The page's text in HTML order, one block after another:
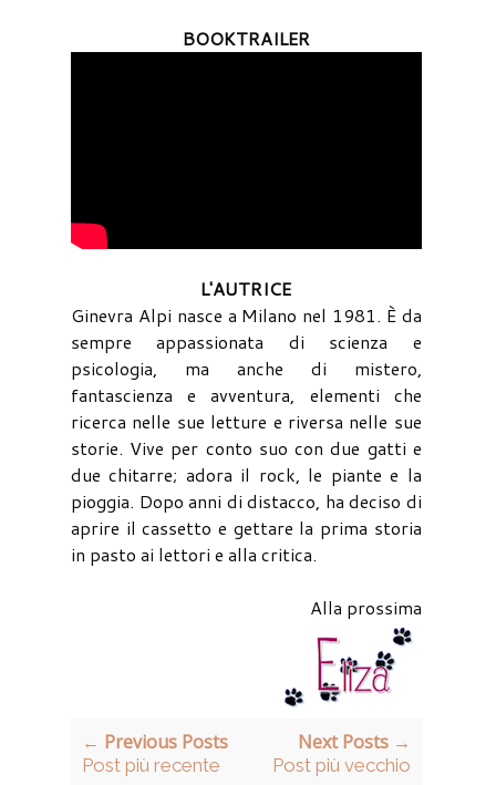
BOOKTRAILER
L'AUTRICE
Ginevra Alpi nasce a Milano nel 1981. È da
sempre appassionata di scienza e
psicologia, ma anche di mistero,
fantascienza e avventura, elementi che
ricerca nelle sue letture e riversa nelle sue
storie. Vive per conto suo con due gatti e
due chitarre; adora il rock, le piante e la
pioggia. Dopo anni di distacco, ha deciso di
aprire il cassetto e gettare la prima storia
in pasto ai lettori e alla critica.
Alla prossima
← Previous Posts
Post più recente
Next Posts →
Post più vecchio